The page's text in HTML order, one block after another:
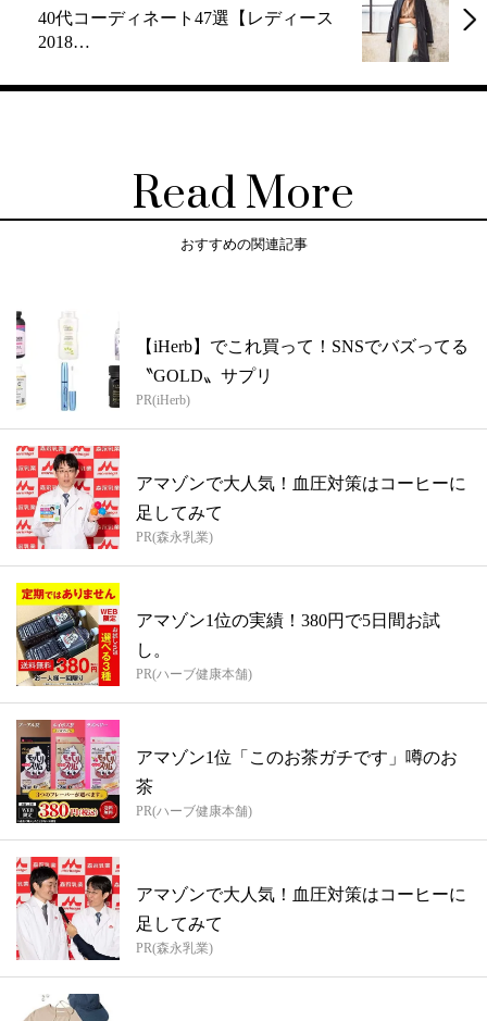
40代コーディネート47選【レディース
2018…
Read More
おすすめの関連記事
【iHerb】でこれ買って！SNSでバズってる
〝GOLD〟サプリ
PR(iHerb)
アマゾンで大人気！血圧対策はコーヒーに
足してみて
PR(森永乳業)
アマゾン1位の実績！380円で5日間お試
し。
PR(ハーブ健康本舗)
アマゾン1位「このお茶ガチです」噂のお
茶
PR(ハーブ健康本舗)
アマゾンで大人気！血圧対策はコーヒーに
足してみて
PR(森永乳業)